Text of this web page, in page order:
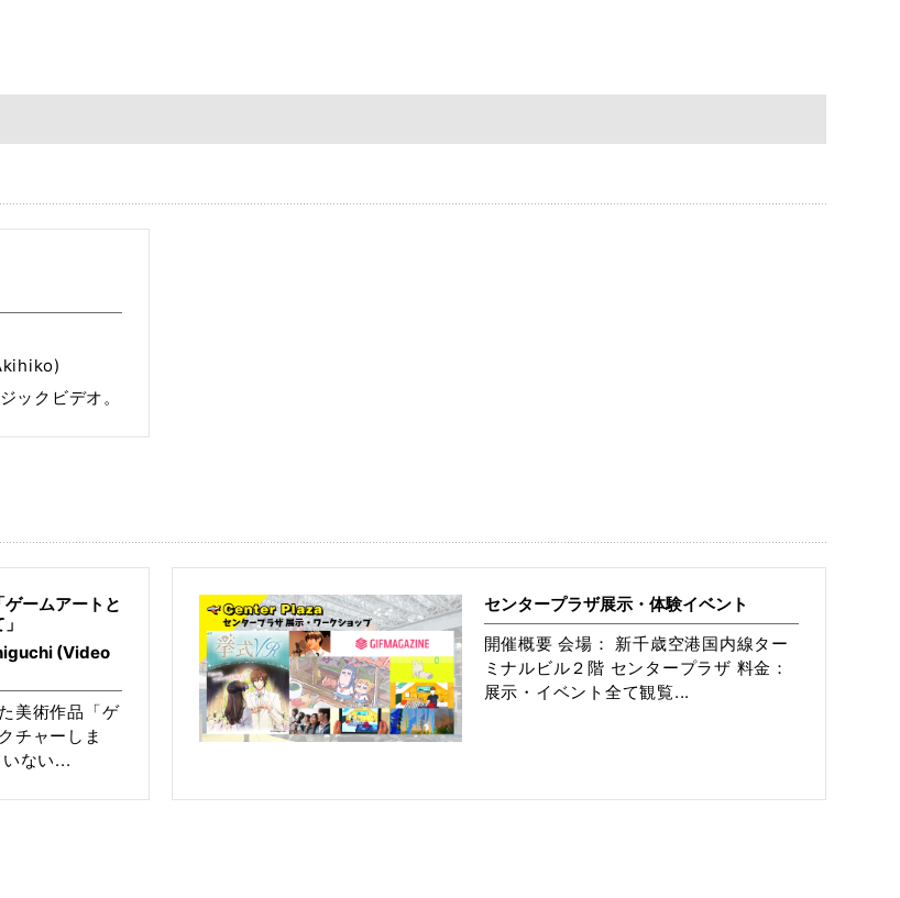
ックビデオ。
ームアートと
(Video
美術作品「ゲ
チャーしま
ない...
センタープラザ展示・体験イベント
開催概要 会場： 新千歳空港国内線ター
ミナルビル２階 センタープラザ 料金：
展示・イベント全て観覧...